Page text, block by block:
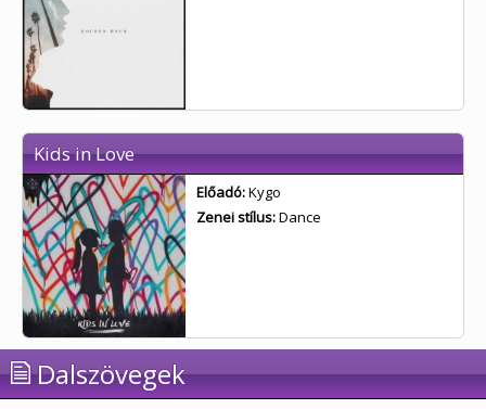
Kids in Love
Előadó:Kygo
Zenei stílus:Dance
Dalszövegek